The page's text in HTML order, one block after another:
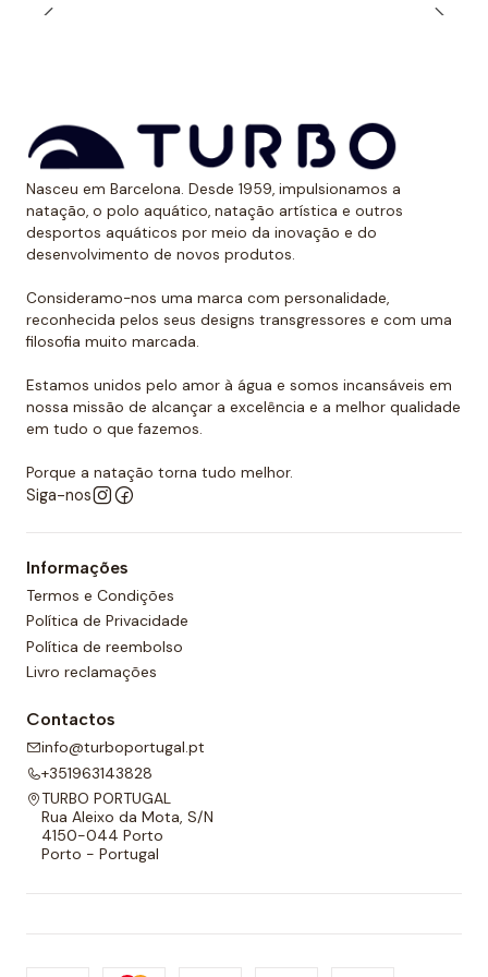
isso recomendamos ir um tamanho maior do que o
habitual. No caso de compará-lo com o fato de banho
de alça larga Turbo, sugerimos optar por um tamanho
menor, já que eles são um pouco maiores.
Nasceu em Barcelona. Desde 1959, impulsionamos a
natação, o polo aquático, natação artística e outros
desportos aquáticos por meio da inovação e do
desenvolvimento de novos produtos.
Consideramo-nos uma marca com personalidade,
reconhecida pelos seus designs transgressores e com uma
filosofia muito marcada.
Estamos unidos pelo amor à água e somos incansáveis em
nossa missão de alcançar a excelência e a melhor qualidade
em tudo o que fazemos.
Porque a natação torna tudo melhor.
Siga-nos
Informações
Termos e Condições
Política de Privacidade
Política de reembolso
Livro reclamações
Contactos
info@turboportugal.pt
+351963143828
TURBO PORTUGAL
Rua Aleixo da Mota, S/N
4150-044 Porto
Porto - Portugal